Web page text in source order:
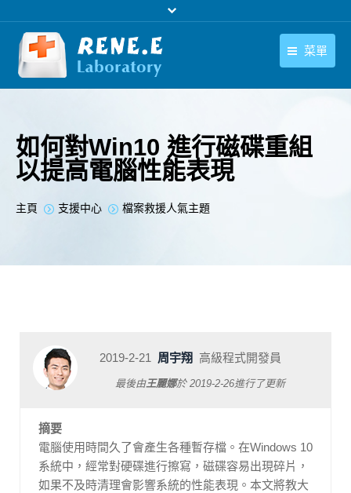
菜單
下載中心
購買
聯絡我們
如何對Win10 進行磁碟重組
以提高電腦性能表現
您在此处：
主頁 支援中心 檔案救援人氣主題
2019-2-21 周宇翔 高級程式開發員
最後由王麗娜於2019-2-26進行了更新
摘要
電腦使用時間久了會產生各種暫存檔。在Windows 10
系統中，經常對硬碟進行擦寫，磁碟容易出現碎片，
如果不及時清理會影響系統的性能表現。本文將教大